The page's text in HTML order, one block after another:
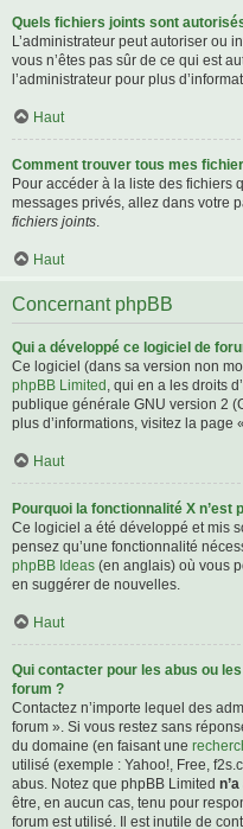
Quels fichiers joints sont
L’administrateur peut autoriser ou
vous n’êtes pas sûr de ce qui est
l’administrateur pour plus
Haut
Comment trouver tous mes
Pour accéder à la liste des fichiers
messages privés, allez dans votre
fichiers joints.
Haut
Concernant phpBB
Qui a développé ce logiciel de
Ce logiciel (dans sa version non
phpBB Limited , qui en a les droits
publique générale GNU version 2
plus d’informations, visitez la page «
Haut
Pourquoi la fonctionnalité X n’est
Ce logiciel a été développé et mis
pensez qu’une fonctionnalité
phpBB Ideas (en anglais) où vous
en suggérer de nouvelles.
Haut
Qui contacter pour les abus ou
forum ?
Contactez n’importe lequel des
forum ». Si vous restez sans
du domaine (en faisant une
utilisé (exemple : Yahoo!, Free,
abus. Notez que phpBB Limited
être, en aucun cas, tenu pour
forum est utilisé. Il est inutile de